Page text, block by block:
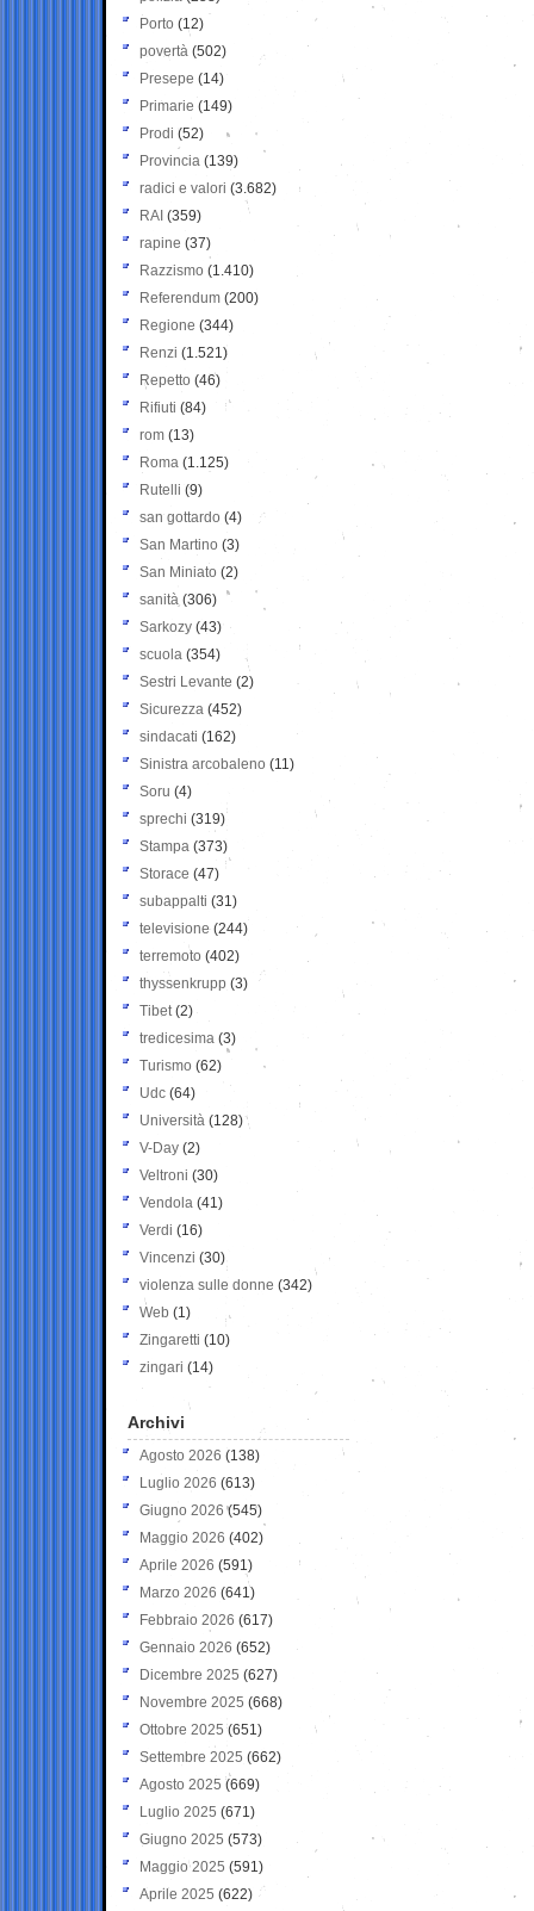
Porto (12)
povertà (502)
Presepe (14)
Primarie (149)
Prodi (52)
Provincia (139)
radici e valori (3.682)
RAI (359)
rapine (37)
Razzismo (1.410)
Referendum (200)
Regione (344)
Renzi (1.521)
Repetto (46)
Rifiuti (84)
rom (13)
Roma (1.125)
Rutelli (9)
san gottardo (4)
San Martino (3)
San Miniato (2)
sanità (306)
Sarkozy (43)
scuola (354)
Sestri Levante (2)
Sicurezza (452)
sindacati (162)
Sinistra arcobaleno (11)
Soru (4)
sprechi (319)
Stampa (373)
Storace (47)
subappalti (31)
televisione(244)
terremoto (402)
thyssenkrupp (3)
Tibet(2)
tredicesima (3)
Turismo (62)
Udc (64)
Università (128)
V-Day (2)
Veltroni (30)
Vendola (41)
Verdi (16)
Vincenzi (30)
violenza sulle donne (342)
Web (1)
Zingaretti (10)
zingari (14)
Archivi
Agosto 2026 (138)
Luglio 2026 (613)
Giugno 2026 (545)
Maggio 2026 (402)
Aprile 2026 (591)
Marzo 2026 (641)
Febbraio 2026 (617)
Gennaio 2026 (652)
Dicembre 2025 (627)
Novembre 2025 (668)
Ottobre 2025 (651)
Settembre 2025 (662)
Agosto 2025 (669)
Luglio 2025 (671)
Giugno 2025 (573)
Maggio 2025 (591)
Aprile 2025 (622)